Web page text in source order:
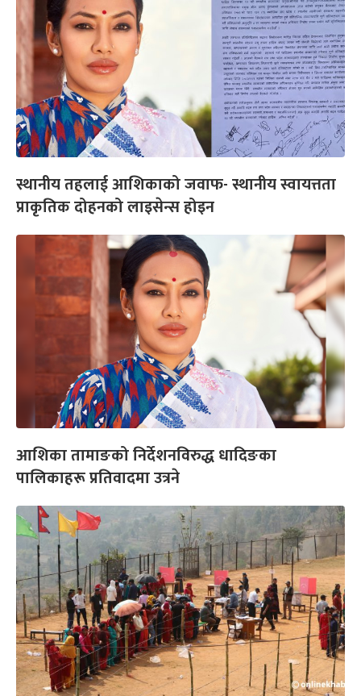
स्थानीय तहलाई आशिकाको जवाफ- स्थानीय स्वायत्तता
प्राकृतिक दोहनको लाइसेन्स होइन
आशिका तामाङको निर्देशनविरुद्ध धादिङका
पालिकाहरू प्रतिवादमा उत्रने